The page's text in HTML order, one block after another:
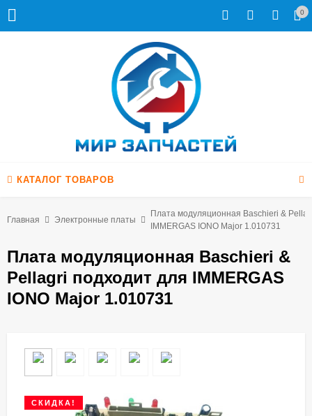
0
КАТАЛОГ ТОВАРОВ
Главная Электронные платы
Плата модуляционная Baschieri &
IMMERGAS IONO Major 1.010731
Плата модуляционная Baschieri &
Pellagri подходит для IMMERGAS
IONO Major 1.010731
СКИДКА!